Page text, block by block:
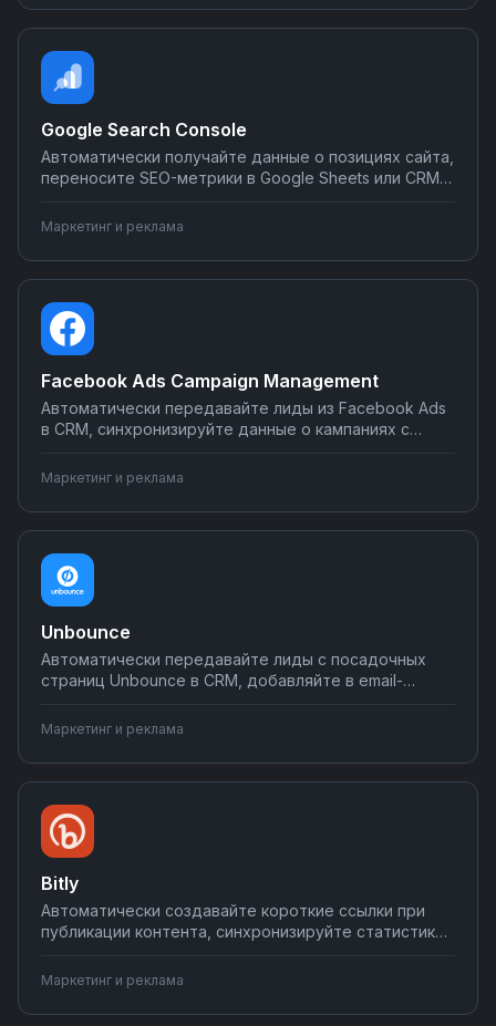
программирования через Nodul.
Google Search Console
Автоматически получайте данные о позициях сайта,
переносите SEO-метрики в Google Sheets или CRM,
в Telegram или Slack. Интегрируйте Search Console с
вашими инструментами аналитики и отчётности
через Nodul без программирования.
Маркетинг и реклама
Facebook Ads Campaign Management
Автоматически передавайте лиды из Facebook Ads
в CRM, синхронизируйте данные о кампаниях с
результатах в мессенджеры. Настраивайте
интеграции рекламных кампаний без
программирования на Nodul.
Маркетинг и реклама
Unbounce
Автоматически передавайте лиды с посадочных
страниц Unbounce в CRM, добавляйте в email-
Исключите потерю заявок и ускорьте обработку
лидов. Настройте интеграции без
программирования на Nodul.
Маркетинг и реклама
Bitly
Автоматически создавайте короткие ссылки при
публикации контента, синхронизируйте статистику
уведомления о переходах в мессенджеры.
Интегрируйте Bitly с вашими инструментами на
Nodul — настройка за несколько минут без
Маркетинг и реклама